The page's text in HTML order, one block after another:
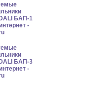
БАП-1
БАП-3